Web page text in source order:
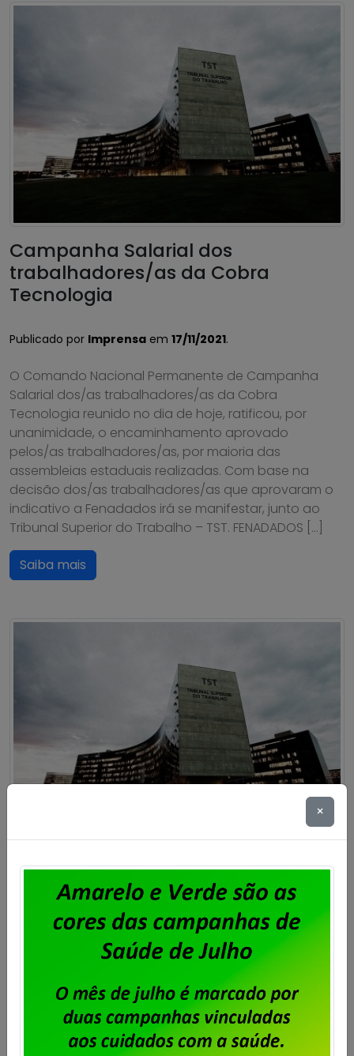
Campanha Salarial dos
trabalhadores/as da Cobra
Tecnologia
Publicado por Imprensa em 17/11/2021.
O Comando Nacional Permanente de Campanha
Salarial dos/as trabalhadores/as da Cobra
Tecnologia reunido no dia de hoje, ratificou, por
unanimidade, o encaminhamento aprovado
pelos/as trabalhadores/as, por maioria das
assembleias estaduais realizadas. Com base na
decisão dos/as trabalhadores/as que aprovaram o
indicativo a Fenadados irá se manifestar, junto ao
Tribunal Superior do Trabalho – TST. FENADADOS […]
Saiba mais
Campanha Salarial dos/as
trabalhadores/as da Cobra
Tecnologia
Imprensaem09/11/2021.
Conforme já divulgado, a representação dos
trabalhadores já se manifestou ao TST informando
do resultado final das assembleias que aprovaram,
por maioria, a aceitação da proposta da empresa,
×